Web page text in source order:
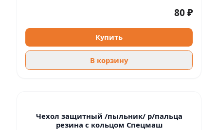
80 ₽
Купить
В корзину
Чехол защитный /пыльник/ р/пальца
резина с кольцом Спецмаш